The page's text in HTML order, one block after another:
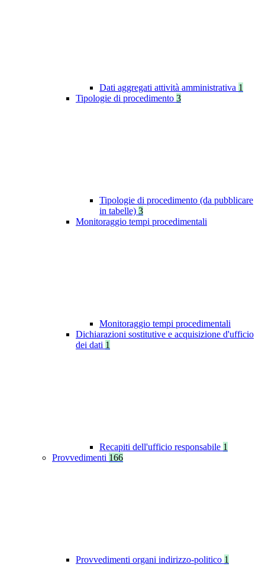
Dati aggregati attività amministrativa 1
Tipologie di procedimento 3
Tipologie di procedimento (da pubblicare
in tabelle) 3
Monitoraggio tempi procedimentali
Monitoraggio tempi procedimentali
Dichiarazioni sostitutive e acquisizione d'ufficio
dei dati 1
Recapiti dell'ufficio responsabile 1
Provvedimenti 166
Provvedimenti organi indirizzo-politico 1